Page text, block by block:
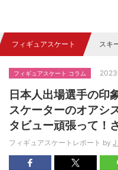
フィギュアスケート スキ
フィギュアスケート コラム 2023
日本人出場選手の印
スケーターのオアシ
タビュー頑張って！
フィギュアスケートレポート by J